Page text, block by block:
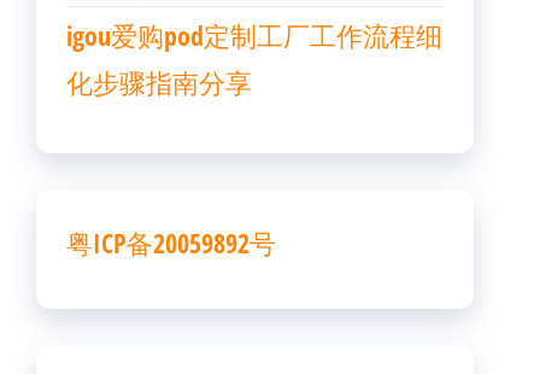
igou爱购pod定制工厂工作流程细
化步骤指南分享
粤ICP备20059892号